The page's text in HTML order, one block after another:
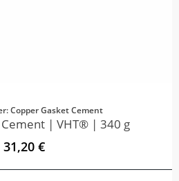
Copper Gasket Cement
Cement | VHT® | 340 g
31,20 €